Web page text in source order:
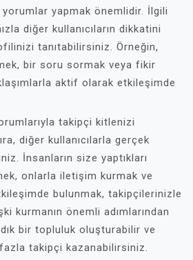
yapmak önemlidir. İlgili
diğer kullanıcıların dikkatini
tanıtabilirsiniz. Örneğin,
bir soru sormak veya fikir
aktif olarak etkileşimde
takipçi kitlenizi
diğer kullanıcılarla gerçek
İnsanların size yaptıkları
onlarla iletişim kurmak ve
bulunmak, takipçilerinizle
kurmanın önemli adımlarından
bir topluluk oluşturabilir ve
takipçi kazanabilirsiniz.